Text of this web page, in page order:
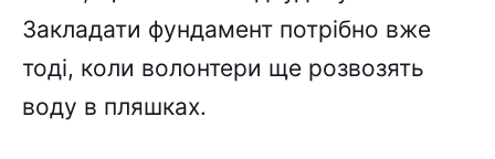
Закладати фундамент потрібно вже
тоді, коли волонтери ще розвозять
воду в пляшках.